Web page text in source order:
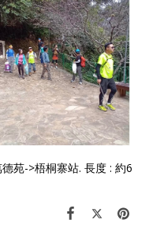
苑->梧桐寨站. 長度 : 約6